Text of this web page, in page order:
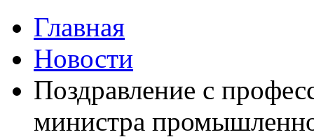
Главная
Новости
Поздравление с
министра